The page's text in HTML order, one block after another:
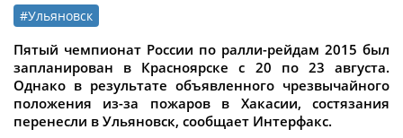
#Ульяновск
Пятый чемпионат России по ралли-рейдам 2015 был
запланирован в Красноярске с 20 по 23 августа.
Однако в результате объявленного чрезвычайного
положения из-за пожаров в Хакасии, состязания
перенесли в Ульяновск, сообщает Интерфакс.